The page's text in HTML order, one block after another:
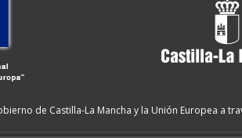
de Castilla-La Mancha y la Unión Europea a